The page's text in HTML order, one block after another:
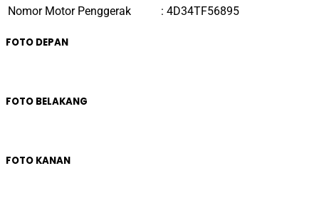
Nomor Motor Penggerak
: 4D34TF56895
FOTO DEPAN
FOTO BELAKANG
FOTO KANAN